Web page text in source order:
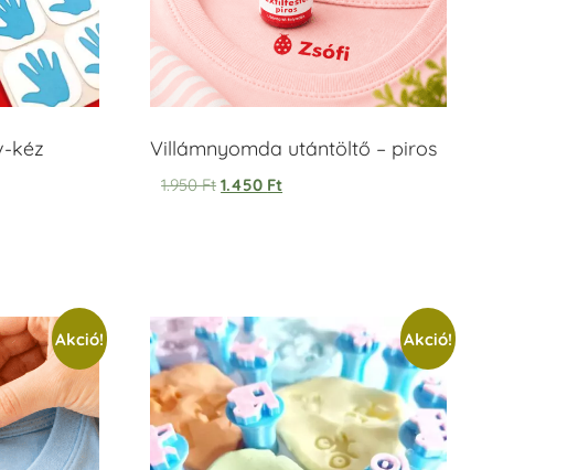
kéz Villámnyomda utántöltő – piros
1.950Ft 1.450 Ft
Akció! Akció!